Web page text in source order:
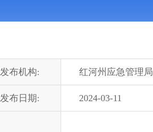
发布机构: 红河州应急管理局
发布日期: 2024-03-11